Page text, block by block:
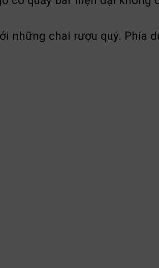
những chai rượu quý. Phía